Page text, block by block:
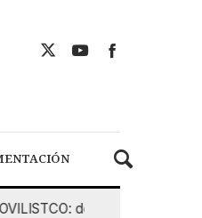
demasiado viejo